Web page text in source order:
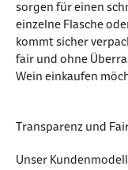
sorgen für einen
einzelne Flasche
kommt sicher
fair und ohne
Wein einkaufen
Transparenz und
Unser